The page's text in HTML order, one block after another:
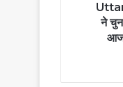
ने
आज